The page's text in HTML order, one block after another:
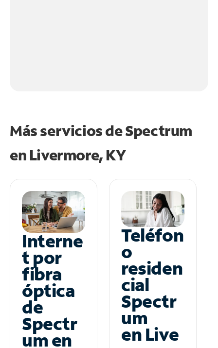
Más servicios de Spectrum
en Livermore, KY
Interne
t por
fibra
óptica
de
Spectr
um en
Teléfon
o
residen
cial
Spectr
um
en Live